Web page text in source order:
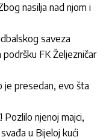
nasilja nad njom i
saveza
FK Željezničar
je presedan, evo šta
Pozlilo njenoj majci,
u Bijeloj kući